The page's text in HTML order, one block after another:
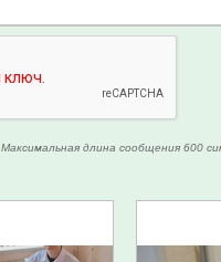
Максимальная длина сообщения 600